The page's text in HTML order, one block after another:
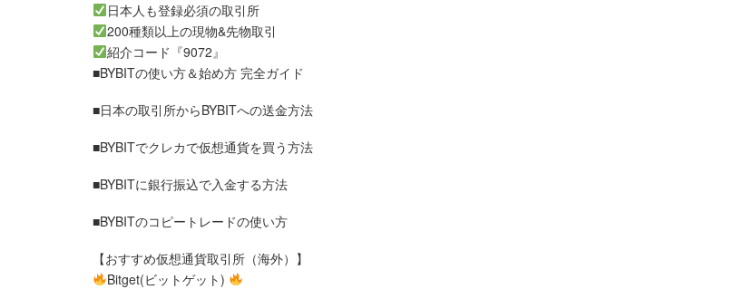
日本人も登録必須の取引所
200種類以上の現物&先物取引
紹介コード『9072』
■BYBITの使い方＆始め方 完全ガイド
■日本の取引所からBYBITへの送金方法
■BYBITでクレカで仮想通貨を買う方法
■BYBITに銀行振込で入金する方法
■BYBITのコピートレードの使い方
【おすすめ仮想通貨取引所（海外）】
Bitget(ビットゲット)